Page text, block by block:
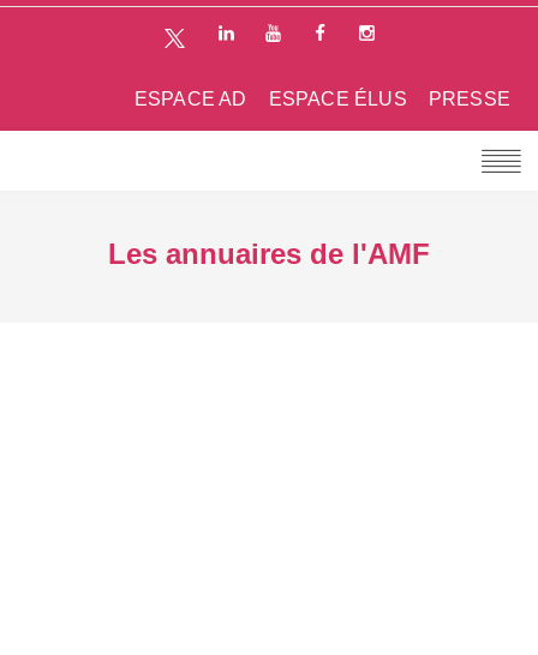
PRESSE
ESPACE ÉLUS
ESPACE AD
Les annuaires de l'AMF